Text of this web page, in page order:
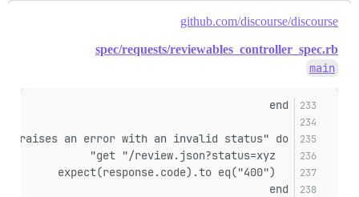
github.com/discourse/discourse
spec/requests/reviewables_controller_spec.rb
main
end
"raises an error with an invalid status" do
end